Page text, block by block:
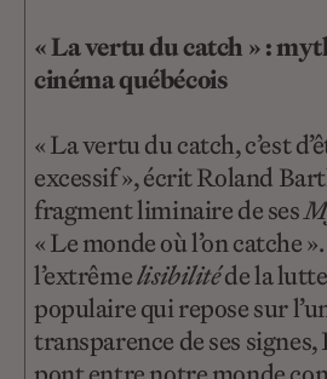
« La vertu du catch » :
cinéma québécois
« La vertu du catch, c’est
excessif », écrit Roland
fragment liminaire de ses
« Le monde où l’on catche
l’extrêmelisibilitéde la
populaire qui repose sur
transparence de ses